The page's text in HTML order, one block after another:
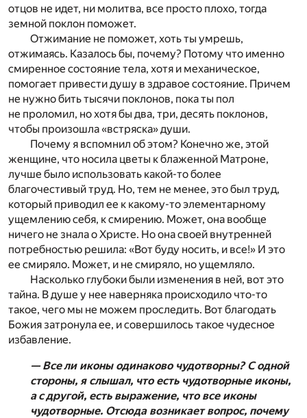
отцов не идет, ни молитва, все просто плохо, тогда
земной поклон поможет.
Отжимание не поможет, хоть ты умрешь,
отжимаясь. Казалось бы, почему? Потому что именно
смиренное состояние тела, хотя и механическое,
помогает привести душу в здравое состояние. Причем
не нужно бить тысячи поклонов, пока ты пол
не проломил, но хотя бы два, три, десять поклонов,
чтобы произошла «встряска» души.
Почему я вспомнил об этом? Конечно же, этой
женщине, что носила цветы к блаженной Матроне,
лучше было использовать какой-то более
благочестивый труд. Но, тем не менее, это был труд,
который приводил ее к какому-то элементарному
ущемлению себя, к смирению. Может, она вообще
ничего не знала о Христе. Но она своей внутренней
потребностью решила: «Вот буду носить, и все!» И это
ее смиряло. Может, и не смиряло, но ущемляло.
Насколько глубоки были изменения в ней, вот это
тайна. В душе у нее наверняка происходило что-то
такое, чего мы не можем проследить. Вот благодать
Божия затронула ее, и совершилось такое чудесное
избавление.
— Все ли иконы одинаково чудотворны? С одной
стороны, я слышал, что есть чудотворные иконы,
а с другой, есть выражение, что все иконы
чудотворные. Отсюда возникает вопрос, почему